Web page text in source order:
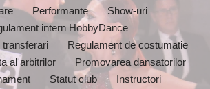
Performante
Show-uri
intern HobbyDance
transferari
Regulament de costumatie
al arbitrilor
Promovarea dansatorilor
Statut club
Instructori